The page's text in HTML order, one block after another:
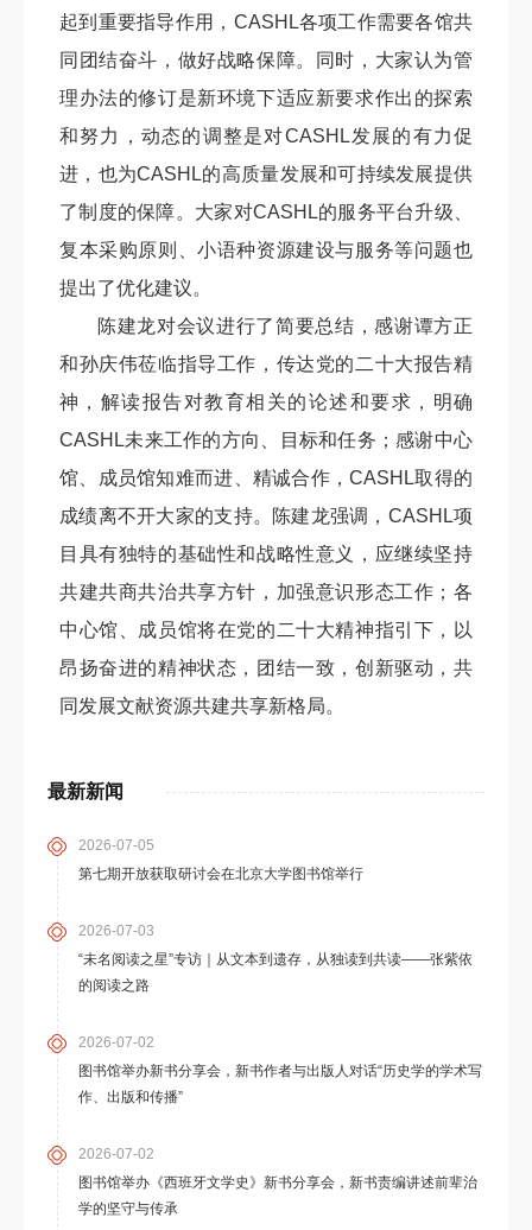
最新新闻
2026-07-05
第七期开放获取研讨会在北京大学图书馆举行
2026-07-03
“未名阅读之星”专访｜从文本到遗存，从独读到共读——张紫依
的阅读之路
2026-07-02
图书馆举办新书分享会，新书作者与出版人对话“历史学的学术写
作、出版和传播”
2026-07-02
图书馆举办《西班牙文学史》新书分享会，新书责编讲述前辈治
学的坚守与传承
起到重要指导作用，CASHL各项工作需要各馆共
同团结奋斗，做好战略保障。同时，大家认为管
理办法的修订是新环境下适应新要求作出的探索
和努力，动态的调整是对CASHL发展的有力促
进，也为CASHL的高质量发展和可持续发展提供
了制度的保障。大家对CASHL的服务平台升级、
复本采购原则、小语种资源建设与服务等问题也
提出了优化建议。
陈建龙对会议进行了简要总结，感谢谭方正
和孙庆伟莅临指导工作，传达党的二十大报告精
神，解读报告对教育相关的论述和要求，明确
CASHL未来工作的方向、目标和任务；感谢中心
馆、成员馆知难而进、精诚合作，CASHL取得的
成绩离不开大家的支持。陈建龙强调，CASHL项
目具有独特的基础性和战略性意义，应继续坚持
共建共商共治共享方针，加强意识形态工作；各
中心馆、成员馆将在党的二十大精神指引下，以
昂扬奋进的精神状态，团结一致，创新驱动， 共
同发展文献资源共建共享新格局。